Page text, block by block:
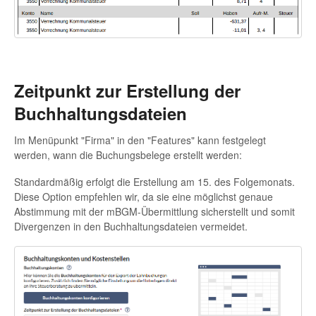
Zeitpunkt zur Erstellung der
Buchhaltungsdateien
Im Menüpunkt "Firma" in den "Features" kann festgelegt
werden, wann die Buchungsbelege erstellt werden:
Standardmäßig erfolgt die Erstellung am 15. des Folgemonats.
Diese Option empfehlen wir, da sie eine möglichst genaue
Abstimmung mit der mBGM-Übermittlung sicherstellt und somit
Divergenzen in den Buchhaltungsdateien vermeidet.